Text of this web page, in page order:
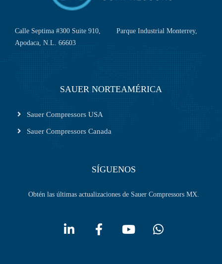
Calle Septima #300 Suite 910, Parque Industrial Monterrey,
Apodaca, N.L. 66603
SAUER NORTEAMÉRICA
Sauer Compressors USA
Sauer Compressors Canada
SÍGUENOS
Obtén las últimas actualizaciones de Sauer Compressors MX.